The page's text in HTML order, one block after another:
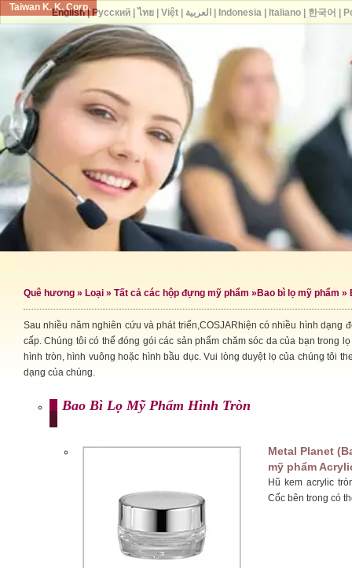
Taiwan K. K. Corp.
Quê hương » Loại » Tất cả các hộp đựng mỹ phẩm » Bao bì lọ mỹ phẩm »
Sau nhiều năm nghiên cứu và phát triển,COSJARhiện có nhiều hình dạng
cấp. Chúng tôi có thể đóng gói các sản phẩm chăm sóc da của bạn trong lọ
hình tròn, hình vuông hoặc hình bầu dục. Vui lòng duyệt lọ của chúng tôi
dạng của chúng.
Bao Bì Lọ Mỹ Phẩm Hình Tròn
Metal Planet
mỹ phẩm
Hũ kem acrylic
Cốc bên trong có
English| Русский| ไทย| Việt| العربية Indonesia| Italiano| 한국어